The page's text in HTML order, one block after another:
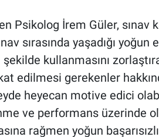
İrem Güler, sınav
sırasında yaşadığı yoğun
kullanmasını
edilmesi gerekenler
heyecan motive edici
ve performans üzerinde
rağmen yoğun